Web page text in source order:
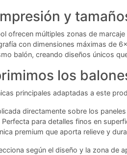
y
ofrecen múltiples zonas de
con dimensiones máximas de
balón, creando diseños únicos
los
principales adaptadas a este
directamente sobre los
Perfecta para detalles finos en
premium que aporta relieve y
según el diseño y la zona de